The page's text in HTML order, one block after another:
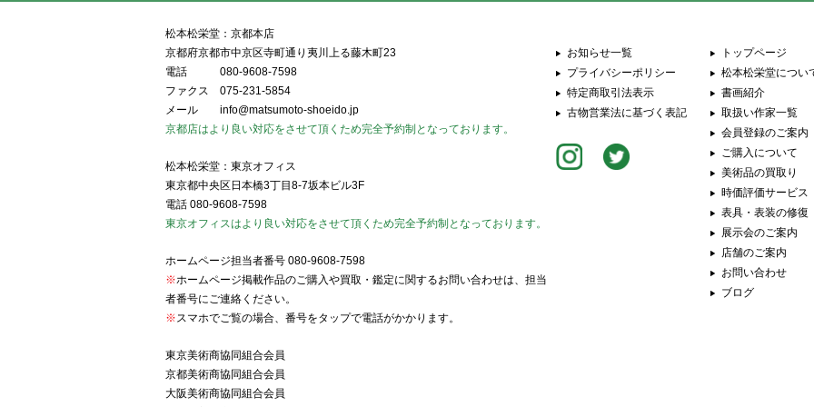
松本松栄堂：京都本店
京都府京都市中京区寺町通り夷川上る藤木町23
電話
080-9608-7598
ファクス
075-231-5854
メール
info@matsumoto-shoeido.jp
京都店はより良い対応をさせて頂くため完全予約制となっております。
松本松栄堂：東京オフィス
東京都中央区日本橋3丁目8-7坂本ビル3F
電話 080-9608-7598
東京オフィスはより良い対応をさせて頂くため完全予約制となっております。
ホームページ担当者番号 080-9608-7598
※ホームページ掲載作品のご購入や買取・鑑定に関するお問い合わせは、担当
者番号にご連絡ください。
※スマホでご覧の場合、番号をタップで電話がかかります。
東京美術商協同組合会員
京都美術商協同組合会員
大阪美術商協同組合会員
お知らせ一覧
プライバシーポリシー
特定商取引法表示
古物営業法に基づく表記
トップページ
松本松栄堂につい
書画紹介
取扱い作家一覧
会員登録のご案内
ご購入について
美術品の買取り
時価評価サービス
表具・表装の修復
展示会のご案内
店舗のご案内
お問い合わせ
ブログ